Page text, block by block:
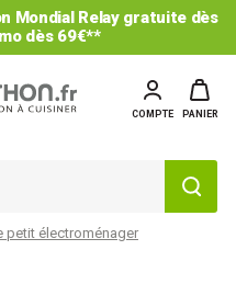
Mondial Relay gratuite dès
dès 69€**
COMPTE PANIER
petit électroménager